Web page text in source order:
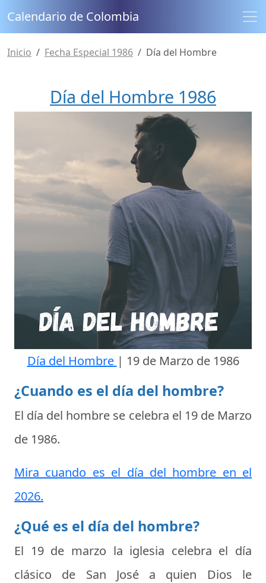
Calendario de Colombia
Inicio Fecha Especial 1986 Día del Hombre
Día del Hombre 1986
Día del Hombre | 19 de Marzo de 1986
¿Cuando es el día del hombre?
El día del hombre se celebra el 19 de Marzo
de 1986.
Mira cuando es el día del hombre en el
2026.
¿Qué es el día del hombre?
El 19 de marzo la iglesia celebra el día
clásico de San José a quien Dios le